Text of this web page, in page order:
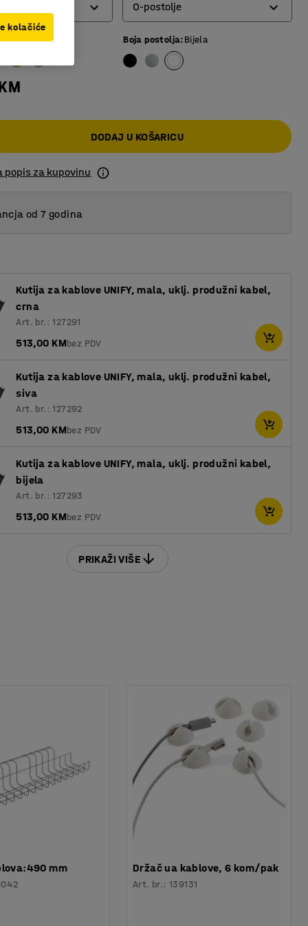
O-postolje
O-postolje
Postolje s 4 noge
ploče:Bijela Boja postolja:Bijela
DODAJ U KOŠARICU
popis za kupovinu
od 7 godina
Kutija za kablove UNIFY, mala, uklj. produžni kabel,
crna
Art. br.: 127291
513,00 KMbez PDV
Kutija za kablove UNIFY, mala, uklj. produžni kabel,
siva
Art. br.: 127292
513,00 KMbez PDV
Kutija za kablove UNIFY, mala, uklj. produžni kabel,
bijela
Art. br.: 127293
513,00 KMbez PDV
PRIKAŽI VIŠE
mm Držač ua kablove, 6 kom/pak
Art. br.:139131
kolačiće